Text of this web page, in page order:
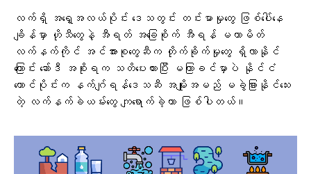
လက်ရှိ အရှေ့အလယ်ပိုင်း ဒေသတွင်း တင်းမာမှုတွေ ဖြစ်ပေါ်နေ
ချိန်မှာ ဟိုသီတွေနဲ့ အီရတ် အခြေစိုက် အီရန် မဟာမိတ်
လက်နက်ကိုင် အင်အားစုတွေဆီက တိုက်ခိုက်မှုတွေ ရှိလာနိုင်
ကြောင်း ဆော်ဒီ အစိုးရက သတိပေးထားပြီး မကြာခင်မှာပဲ နိုင်ငံ
တောင်ပိုင်းက နက်ဂျ်ရန်ဒေသဆီ အမျိုးအမည် မခွဲခြားနိုင်သေး
တဲ့ လက်နက်ခဲယမ်းတွေ ကျရောက်ခဲ့တာ ဖြစ်ပါတယ်။